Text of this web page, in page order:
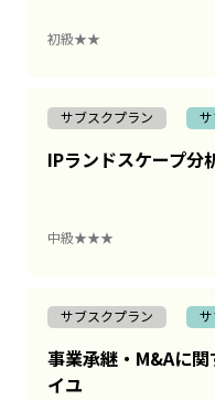
初級★★
サブスクプラン
IPランドスケープ分
中級★★★
サブスクプラン
事業承継・M&Aに
イユ